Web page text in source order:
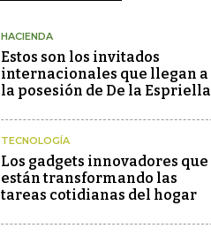
HACIENDA
Estos son los invitados
internacionales que llegan a
la posesión de De la Espriella
TECNOLOGÍA
Los gadgets innovadores que
están transformando las
tareas cotidianas del hogar